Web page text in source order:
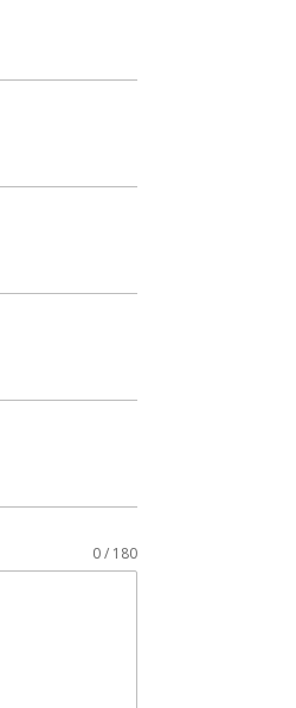
0 / 180